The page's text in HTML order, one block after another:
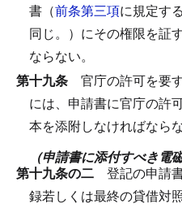
書（前条第三項に規定す
同じ。）にその権限を証
ならない。
第十九条 官庁の許可を要
には、申請書に官庁の許
本を添附しなければならな
（申請書に添付すべき電
第十九条の二 登記の申請
録若しくは最終の貸借対